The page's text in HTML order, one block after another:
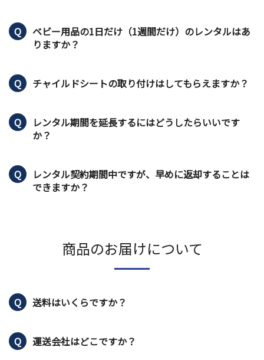
ベビー用品の1日だけ（1週間だけ）のレンタルはあ
りますか？
チャイルドシートの取り付けはしてもらえますか？
レンタル期間を延長するにはどうしたらいいです
か？
レンタル契約期間中ですが、早めに返却することは
できますか？
商品のお届けについて
送料はいくらですか？
運送会社はどこですか？